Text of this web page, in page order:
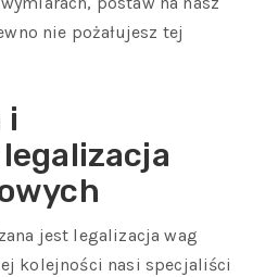
nie pożałujesz tej
i
jest legalizacja wag
kolejności nasi specjaliści